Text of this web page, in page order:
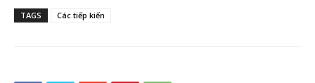
TAGS Các tiếp kiến